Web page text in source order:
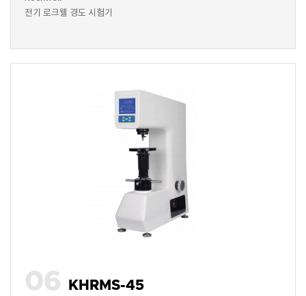
전기 로크웰 경도 시험기
06 KHRMS-45